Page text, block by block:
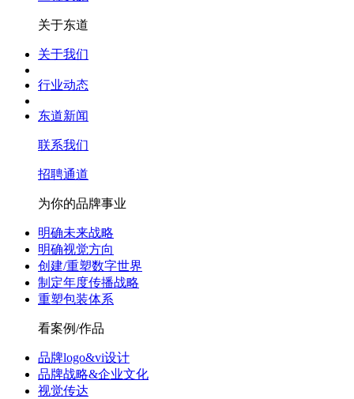
关于东道
关于我们
行业动态
东道新闻
联系我们
招聘通道
为你的品牌事业
明确未来战略
明确视觉方向
创建/重塑数字世界
制定年度传播战略
重塑包装体系
看案例/作品
品牌logo&vi设计
品牌战略&企业文化
视觉传达